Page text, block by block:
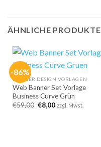
ÄHNLICHE PRODUKTE
-86%
BANNER DESIGN VORLAGEN
Web Banner Set Vorlage
Business Curve Grün
€59,00 Ursprünglicher
Preis
€8,00Aktueller
Preis
zzgl. Mwst.